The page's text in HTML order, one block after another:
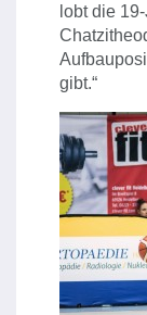
lobt die
gibt.“